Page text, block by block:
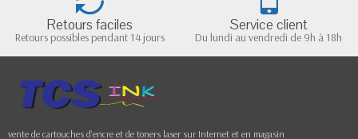
Retours faciles
Retours possibles pendant 14 jours
Service client
Du lundi au vendredi de 9h à 18h
vente de cartouches d'encre et de toners laser sur Internet et en magasin